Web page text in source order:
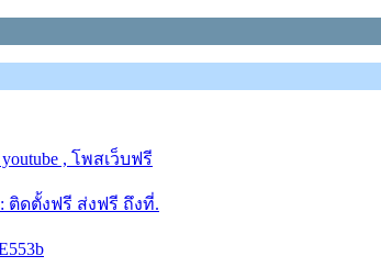
, โพสเว็บฟรี
ติดตั้งฟรี ส่งฟรี ถึงที่.